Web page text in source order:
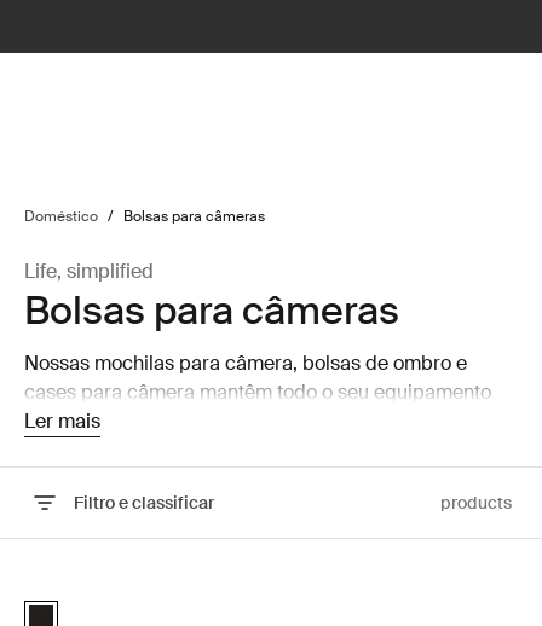
Doméstico / Bolsas para câmeras
Life, simplified
Bolsas para câmeras
Nossas mochilas para câmera, bolsas de ombro e
cases para câmera mantêm todo o seu equipamento
protegido e em segurança para que você possa focar
Ler mais
Filtro e classificar products
Case para Câmera Case Logic Viso DSLR/Mirrorless Preto